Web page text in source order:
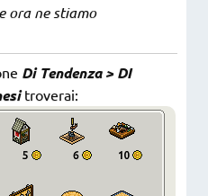
ora ne stiamo
Di Tendenza > DI
troverai: